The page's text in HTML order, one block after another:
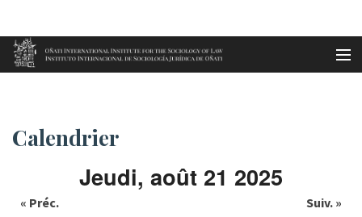
Aller au contenu principal
Accueil Calendrier
Calendrier
Jeudi, août 21 2025
« Préc. Suiv. »